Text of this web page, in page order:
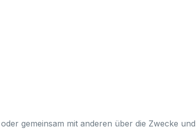
gemeinsam mit anderen über die Zwecke